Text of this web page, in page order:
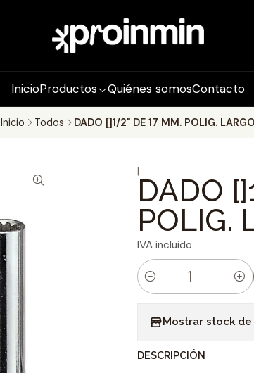
InicioProductos Quiénes somosContacto
Inicio Todos DADO []1/2" DE 17 MM. POLIG. LARGO
|
DADO
POLIG.
IVA incluido
C
i
Mostrar stock
DESCRIPCIÓN